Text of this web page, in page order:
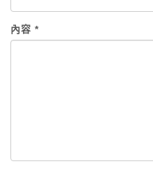
內容 *